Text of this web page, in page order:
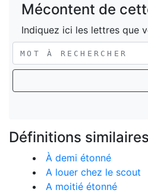
Mécontent de
Indiquez ici les lettres que
Définitions similaires
À demi étonné
A louer chez le scout
A moitié étonné